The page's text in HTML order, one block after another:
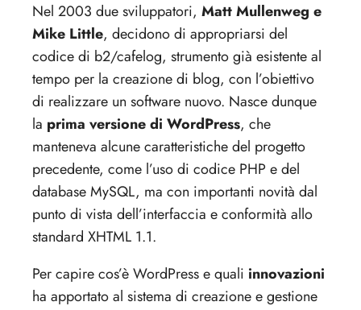
Nel 2003 due sviluppatori, Matt Mullenweg e
Mike Little, decidono di appropriarsi del
codice di b2/cafelog, strumento già esistente al
tempo per la creazione di blog, con l’obiettivo
di realizzare un software nuovo. Nasce dunque
la prima versione di WordPress, che
manteneva alcune caratteristiche del progetto
precedente, come l’uso di codice PHP e del
database MySQL, ma con importanti novità dal
punto di vista dell’interfaccia e conformità allo
standard XHTML 1.1.
Per capire cos’è WordPress e quali innovazioni
ha apportato al sistema di creazione e gestione